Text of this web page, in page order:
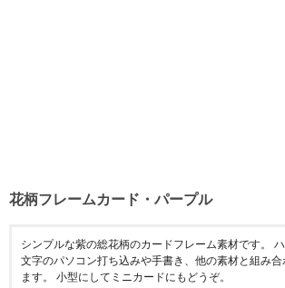
花柄フレームカード・パープル
シンプルな紫の総花柄のカードフレーム素材です。 ハ
文字のパソコン打ち込みや手書き、他の素材と組み
ます。 小型にしてミニカードにもどうぞ。